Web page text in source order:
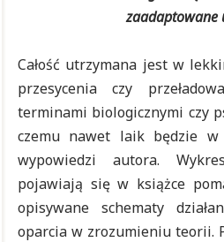
zaadaptowane
Całość utrzymana jest w
przesycenia czy
terminami biologicznymi czy
czemu nawet laik będzie
wypowiedzi autora.
pojawiają się w książce
opisywane schematy
oparcia w zrozumieniu teorii.